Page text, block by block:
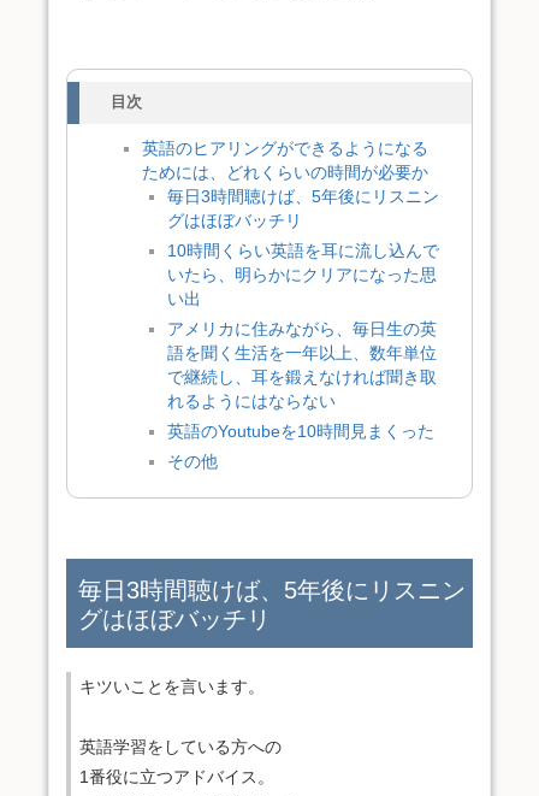
目次
英語のヒアリングができるようになる
ためには、どれくらいの時間が必要か
毎日3時間聴けば、5年後にリスニン
グはほぼバッチリ
10時間くらい英語を耳に流し込んで
いたら、明らかにクリアになった思
い出
アメリカに住みながら、毎日生の英
語を聞く生活を一年以上、数年単位
で継続し、耳を鍛えなければ聞き取
れるようにはならない
英語のYoutubeを10時間見まくった
その他
毎日3時間聴けば、5年後にリスニン
グはほぼバッチリ
キツいことを言います。
英語学習をしている方への
1番役に立つアドバイス。